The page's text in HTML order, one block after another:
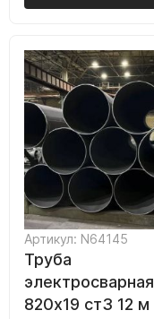
Артикул: N64145
Труба
электросварная
820х19 ст3 12 м